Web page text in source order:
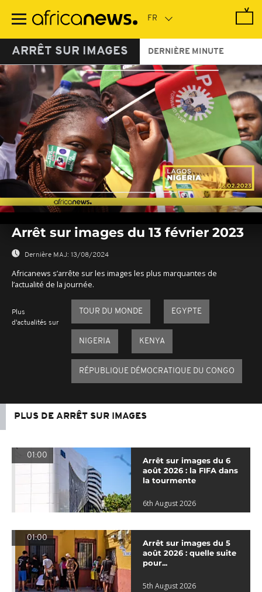
contenu
ARRÊT SUR IMAGES DERNIÈRE MINUTE
seconds
seconds
Arrêt sur images du 13 février 2023
Dernière MAJ: 13/08/2024
Africanews s’arrête sur les images les plus marquantes de
l’actualité de la journée.
Plus
d'actualités sur
TOUR DU MONDE EGYPTE
NIGERIA KENYA
RÉPUBLIQUE DÉMOCRATIQUE DU CONGO
PLUS DE ARRÊT SUR IMAGES
01:00
Arrêt sur images du 6
août 2026 : la FIFA dans
la tourmente
6th August 2026
01:00
Arrêt sur images du 5
août 2026 : quelle suite
pour...
5th August 2026